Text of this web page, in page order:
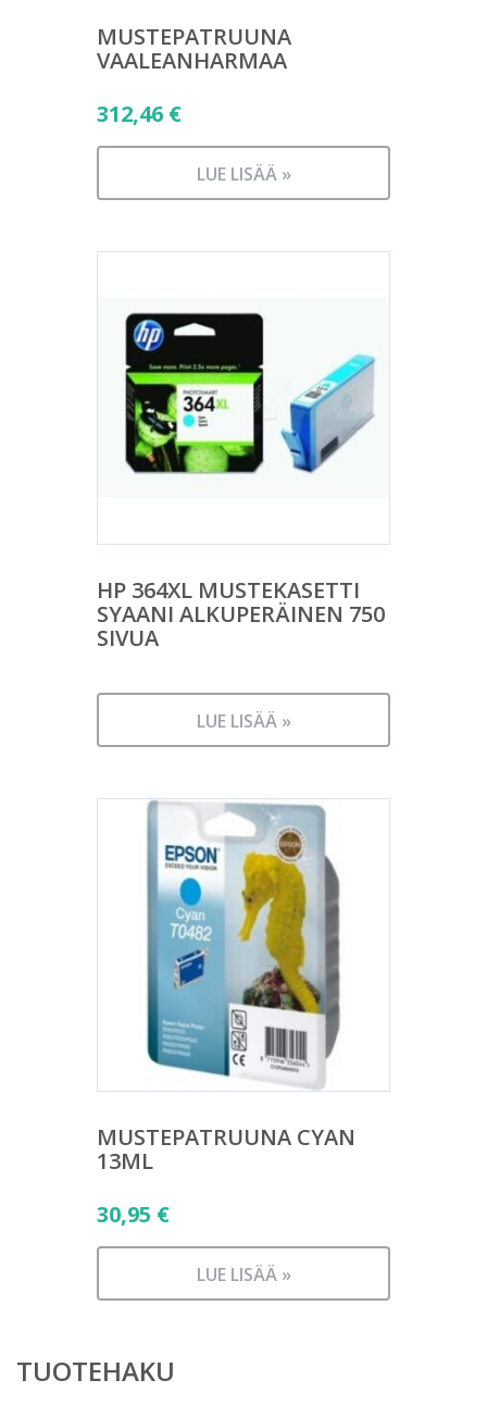
MUSTEPATRUUNA
VAALEANHARMAA
312,46 €
LUE LISÄÄ »
HP 364XL MUSTEKASETTI
SYAANI ALKUPERÄINEN 750
SIVUA
LUE LISÄÄ »
MUSTEPATRUUNA CYAN
13ML
30,95 €
LUE LISÄÄ »
TUOTEHAKU